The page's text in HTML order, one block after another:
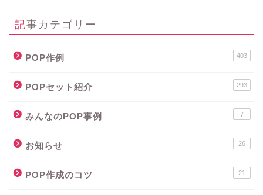
記事カテゴリー
POP作例 403
POPセット紹介 293
みんなのPOP事例 7
お知らせ 26
POP作成のコツ 21